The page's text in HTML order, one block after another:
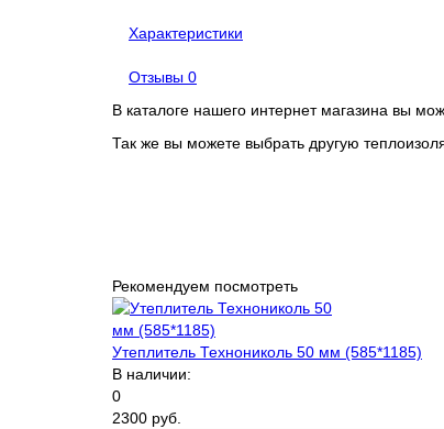
Характеристики
Отзывы 0
В каталоге нашего интернет магазина вы
Так же вы можете выбрать другую
Рекомендуем посмотреть
Утеплитель Технониколь 50 мм (585*1185)
В наличии:
0
2300 руб.